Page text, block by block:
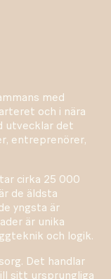
med
och i nära
utvecklar det
entreprenörer,
cirka 25 000
de äldsta
yngsta är
är unika
och logik.
Det handlar
sitt ursprungliga